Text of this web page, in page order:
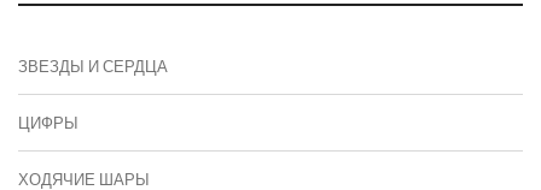
ЗВЕЗДЫ И СЕРДЦА
ЦИФРЫ
ХОДЯЧИЕ ШАРЫ